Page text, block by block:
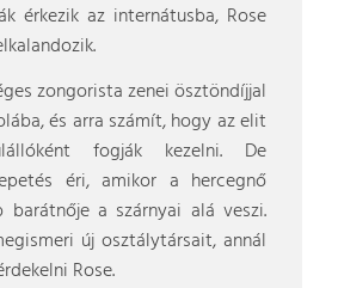
érkezik az internátusba, Rose
zongorista zenei ösztöndíjjal
és arra számít, hogy az elit
fogják kezelni. De
éri, amikor a hercegnő
barátnője a szárnyai alá veszi.
új osztálytársait, annál
Rose.